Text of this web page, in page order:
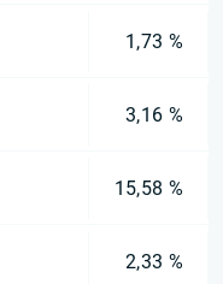
1,73 %
3,16 %
15,58 %
2,33 %